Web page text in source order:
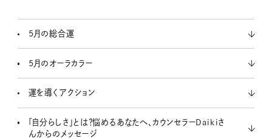
5月の総合運
5月のオーラカラー
運を導くアクション
「自分らしさ」とは？悩めるあなたへ、カウンセラーDaikiさ
んからのメッセージ